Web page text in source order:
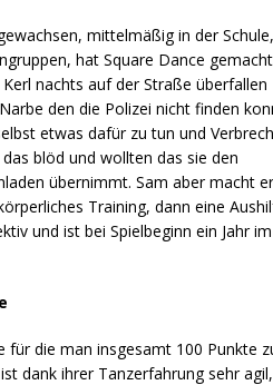
mittelmäßig in der
hat Square Dance
nachts auf der Straße überfallen
den die Polizei nicht finden
etwas dafür zu tun und
blöd und wollten das sie den
übernimmt. Sam aber macht
Training, dann eine
und ist bei Spielbeginn ein Jahr
für die man insgesamt 100 Punkte
dank ihrer Tanzerfahrung sehr